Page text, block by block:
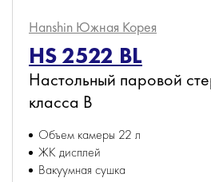
Hanshin Южная Корея
HS 2522 BL
Настольный паровой
класса B
Объем камеры 22 л
ЖК дисплей
Вакуумная сушка